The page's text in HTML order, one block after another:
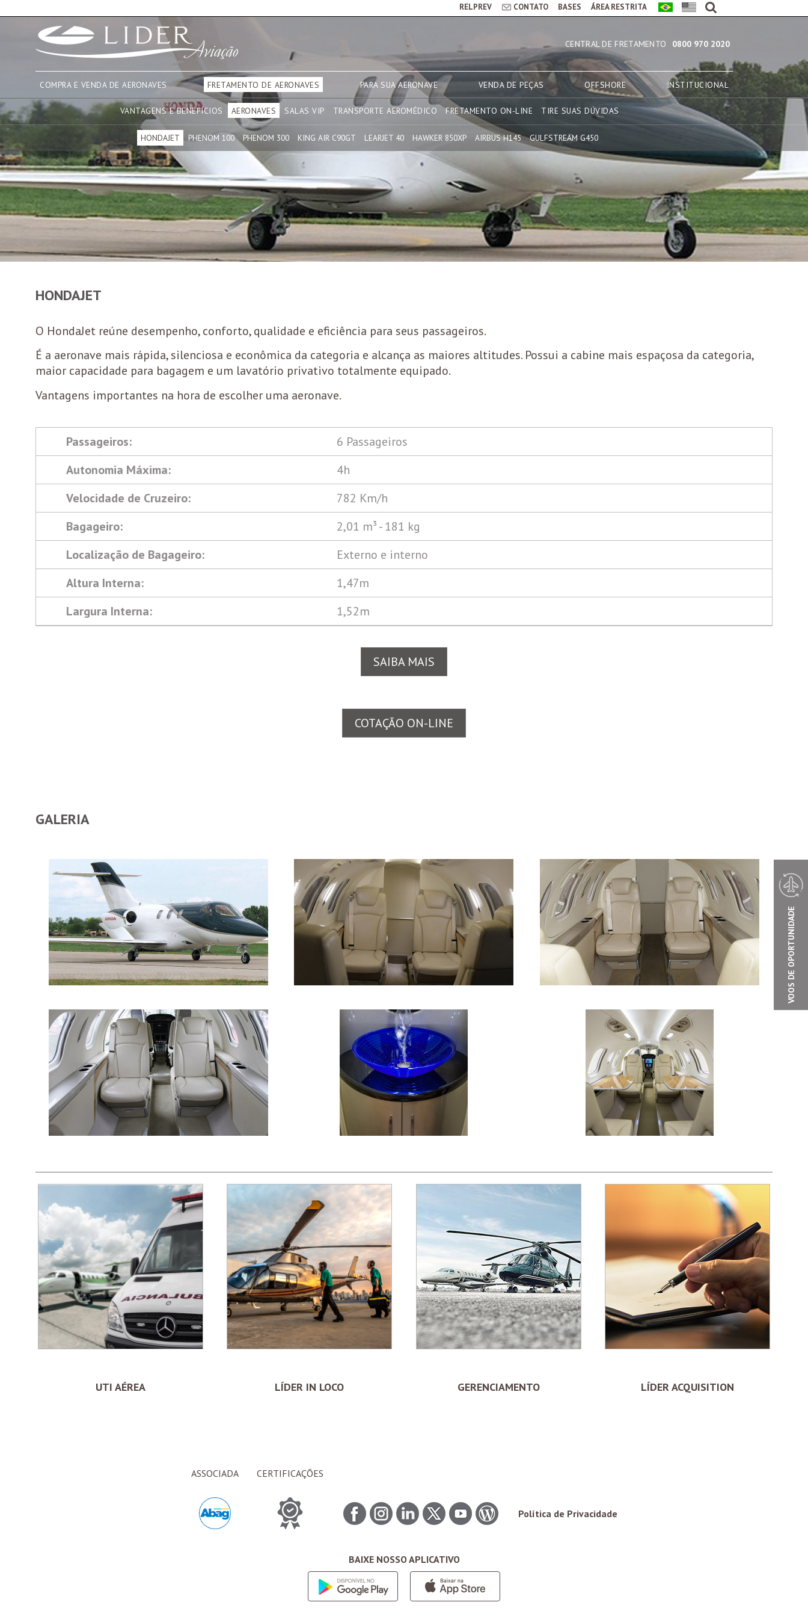
RELPREV CONTATO BASES ÁREA RESTRITA
0800 970 2020
CENTRAL DE FRETAMENTO
COMPRA E VENDA DE AERONAVES FRETAMENTO DE AERONAVES PARA SUA AERONAVE VENDA DE PEÇAS OFFSHORE INSTITUCIONAL
VANTAGENS E BENEFÍCIOS AERONAVES
HONDAJET PHENOM 100 PHENOM 300 KING AIR C90GT LEARJET 40 HAWKER 850XP AIRBUS H145 GULFSTREAM G450
SALAS VIP TRANSPORTE AEROMÉDICO FRETAMENTO ON-LINE TIRE SUAS DÚVIDAS
HONDAJET
O HondaJet reúne desempenho, conforto, qualidade e eficiência para seus passageiros.
É a aeronave mais rápida, silenciosa e econômica da categoria e alcança as maiores altitudes. Possui a cabine mais espaçosa da categoria,
maior capacidade para bagagem e um lavatório privativo totalmente equipado.
Vantagens importantes na hora de escolher uma aeronave.
Passageiros:
6 Passageiros
Autonomia Máxima:
4h
Velocidade de Cruzeiro:
782 Km/h
Bagageiro:
2,01 m³ - 181 kg
Localização de Bagageiro:
Externo e interno
Altura Interna:
1,47m
Largura Interna:
1,52m
SAIBA MAIS
COTAÇÃO ON-LINE
GALERIA
UTI AÉREA LÍDER IN LOCO GERENCIAMENTO LÍDER ACQUISITION
VOOS DE OPORTUNIDADE
ASSOCIADA CERTIFICAÇÕES
Política de Privacidade
BAIXE NOSSO APLICATIVO